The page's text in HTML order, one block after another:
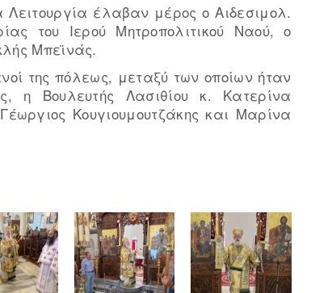
έλαβαν μέρος ο Αιδεσιμολ.
του Ιερού Μητροπολιτικού Ναού, ο
Μπεϊνάς.
της πόλεως, μεταξύ των οποίων ήταν
η Βουλευτής Λασιθίου κ. Κατερίνα
Κουγιουμουτζάκης και Μαρίνα